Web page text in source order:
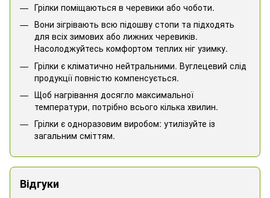
Грілки поміщаються в черевики або чоботи.
Вони зігрівають всю підошву стопи та підходять
для всіх зимових або лижних черевиків.
Насолоджуйтесь комфортом теплих ніг узимку.
Грілки є кліматично нейтральними. Вуглецевий слід
продукції повністю компенсується.
Щоб нагрівання досягло максимальної
температури, потрібно всього кілька хвилин.
Грілки є одноразовим виробом: утилізуйте із
загальним сміттям.
Відгуки